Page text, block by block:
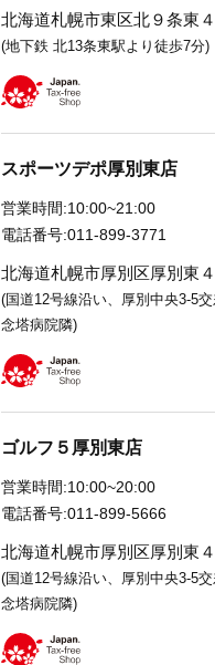
北海道札幌市東区北９条東
(地下鉄 北13条東駅より徒歩7分)
スポーツデポ厚別東店
営業時間:10:00~21:00
電話番号:011-899-3771
北海道札幌市厚別区厚別東
(国道12号線沿い、厚別中央3-5
念塔病院隣)
ゴルフ５厚別東店
営業時間:10:00~20:00
電話番号:011-899-5666
北海道札幌市厚別区厚別東
(国道12号線沿い、厚別中央3-5
念塔病院隣)